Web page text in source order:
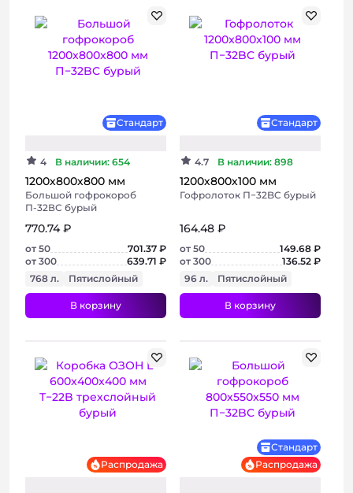
Стандарт
4 В наличии: 654
1200х800х800 мм
Большой гофрокороб
П-32ВС бурый
770.74 ₽
от 50
701.37 ₽
от 300
639.71 ₽
768 л.
Пятислойный
В корзину
Стандарт
4.7 В наличии: 898
1200х800х100 мм
Гофролоток П−32BC бурый
164.48 ₽
от 50
149.68 ₽
от 300
136.52 ₽
96 л.
Пятислойный
В корзину
Распродажа
Стандарт
Распродажа